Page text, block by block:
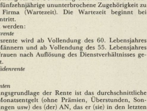
fünfzehnjährige ununterbrochene Zugehörigkeit zu
Firma (Wartezeit). Die Wartezeit beginnt bei
werden:
wird ab Vollendung des 60. Lebensjahres
und ab Vollendung des 55. Lebensjahres
nach Auflösung des Dienstverhältnisses ge¬
der Rente ist das durchschnittliche
(ohne Prämien, Uberstunden, Son¬
usw) des (der) AN, das er (sie) in den letzten